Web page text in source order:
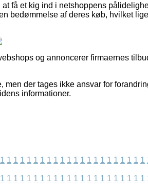
få et kig ind i netshoppens
bedømmelse af deres køb, hvilket
og annoncerer firmaernes
der tages ikke ansvar for
informationer.
1 1 1 1 1 1 1 1 1 1 1 1 1 1 1 1 1 1 1 1 1 1
1 1 1 1 1 1 1 1 1 1 1 1 1 1 1 1 1 1 1 1 1 1